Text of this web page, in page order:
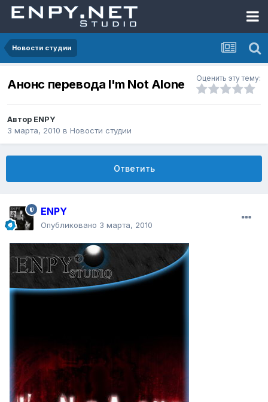
Новости студии
Анонс перевода I'm Not Alone Оценить эту тему:
Автор ENPY
3 марта, 2010 в Новости студии
Ответить
ENPY
Опубликовано 3 марта, 2010